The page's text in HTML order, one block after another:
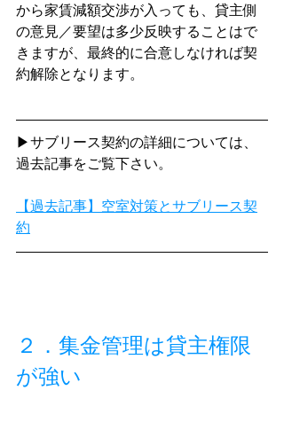
から家賃減額交渉が入っても、貸主側
の意見／要望は多少反映することはで
きますが、最終的に合意しなければ契
約解除となります。
▶サブリース契約の詳細については、
過去記事をご覧下さい。
【過去記事】空室対策とサブリース契
約
２．集金管理は貸主権限
が強い